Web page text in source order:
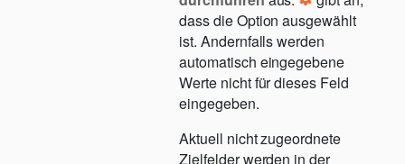
dass die Option ausgewählt
ist. Andernfalls werden
automatisch eingegebene
Werte nicht für dieses Feld
eingegeben.
Aktuell nicht zugeordnete
Zielfelder werden in der